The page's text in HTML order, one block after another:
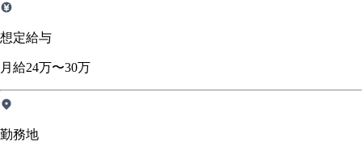
想定給与
月給24万〜30万
勤務地